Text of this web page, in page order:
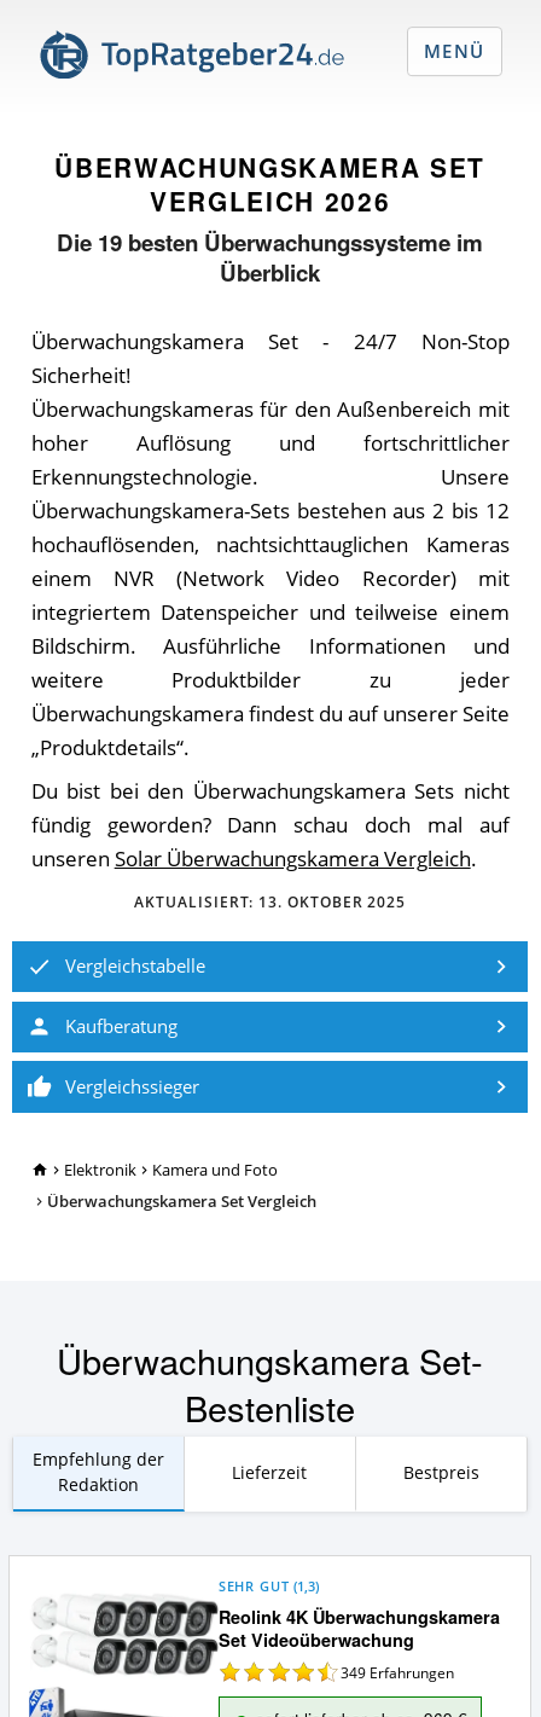
TopRatgeber24.de
Elektronik
Kamera und Foto
Überwachungskamera Set Vergleich
ÜBERWACHUNGSKAMERA SET
VERGLEICH 2026
Die 19 besten Überwachungssysteme im
Überblick
Überwachungskamera Set - 24/7 Non-Stop
Sicherheit!
Überwachungskameras für den Außenbereich mit
hoher Auflösung und fortschrittlicher
Erkennungstechnologie. Unsere
Überwachungskamera-Sets bestehen aus 2 bis 12
hochauflösenden, nachtsichttauglichen Kameras
einem NVR (Network Video Recorder) mit
integriertem Datenspeicher und teilweise einem
Bildschirm. Ausführliche Informationen und
weitere Produktbilder zu jeder
Überwachungskamera findest du auf unserer Seite
„Produktdetails“.
Du bist bei den Überwachungskamera Sets nicht
fündig geworden? Dann schau doch mal auf
unseren Solar Überwachungskamera Vergleich.
AKTUALISIERT: 13. OKTOBER 2025
Vergleichstabelle
Kaufberatung
Vergleichssieger
Überwachungskamera Set-
Bestenliste
Empfehlung der
Redaktion
Lieferzeit Bestpreis
Reolink 4K Überwachungskamera
Set Videoüberwachung
SEHR GUT (1,3)
349 Erfahrungen
MENÜ